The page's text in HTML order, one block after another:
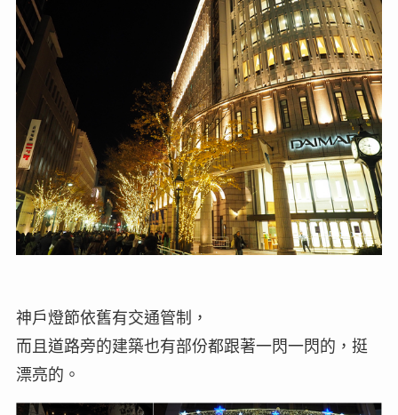
神戶燈節依舊有交通管制，
而且道路旁的建築也有部份都跟著一閃一閃的，挺
漂亮的。